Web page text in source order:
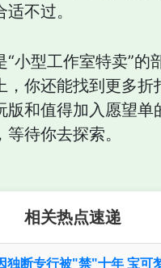
不过。
“小型工作室特卖”的
，你还能找到更多折
版和值得加入愿望单
待你去探索。
相关热点速递
独断专行被"禁"十年 宝可